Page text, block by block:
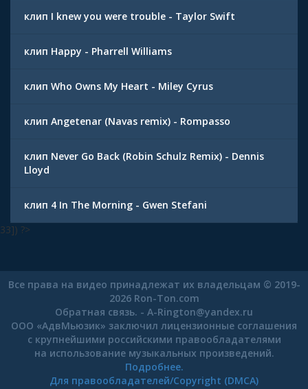
клип I knew you were trouble - Taylor Swift
клип Happy - Pharrell Williams
клип Who Owns My Heart - Miley Cyrus
клип Angetenar (Navas remix) - Rompasso
клип Never Go Back (Robin Schulz Remix) - Dennis
Lloyd
клип 4 In The Morning - Gwen Stefani
33]) ?>
Все права на видео принадлежат их владельцам © 2019-
2026 Ron-Ton.com
Обратная связь. - A-Rington@yandex.ru
ООО «АдвМьюзик» заключил лицензионные соглашения
с крупнейшими российскими правообладателями
на использование музыкальных произведений.
Подробнее.
Для правообладателей/Copyright (DMCA)